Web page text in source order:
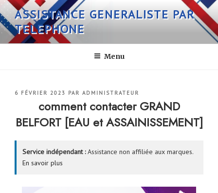
Aller
au
contenu
principal
ASSISTANCE GENERALISTE PAR
TELEPHONE
Menu
PUBLIÉ
6 FÉVRIER 2023 PAR ADMINISTRATEUR
comment contacter GRAND
BELFORT [EAU et ASSAINISSEMENT]
Service indépendant :Assistance non affiliée aux marques.
En savoir plus